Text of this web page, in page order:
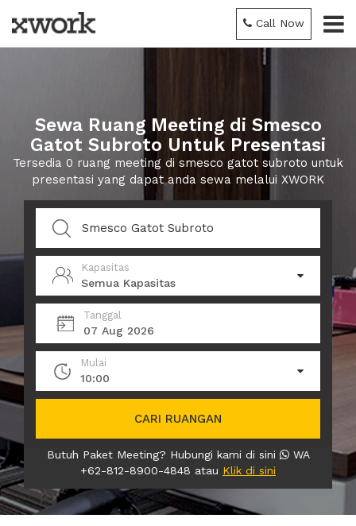
Call Now
Sewa Ruang Meeting di Smesco
Gatot Subroto Untuk Presentasi
Tersedia 0 ruang meeting di smesco gatot subroto untuk
presentasi yang dapat anda sewa melalui XWORK
Kapasitas
Semua Kapasitas
Tanggal
07 Aug 2026
Mulai
10:00
CARI RUANGAN
Butuh Paket Meeting? Hubungi kami di sini
WA
+62-812-8900-4848 atau Klik di sini